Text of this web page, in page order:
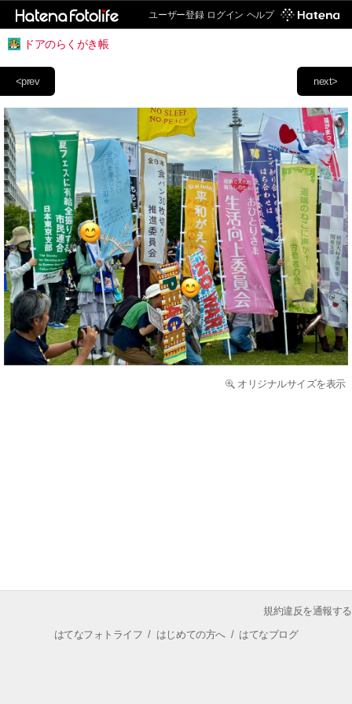
ユーザー登録 ログイン ヘルプ
ドアのらくがき帳
next>
<prev
オリジナルサイズを表示
規約違反を通報する
はてなフォトライフ / はじめての方へ/ はてなブログ